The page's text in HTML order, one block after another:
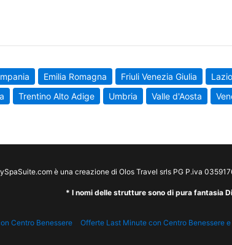
Emilia Romagna Friuli Venezia Giulia Lazio
Trentino Alto Adige Umbria Valle d'Aosta
è una creazione di Olos Travel srls PG P.iva
* I nomi delle strutture sono di pura fantasia
Centro Benessere Offerte Last Minute con Centro Benessere e